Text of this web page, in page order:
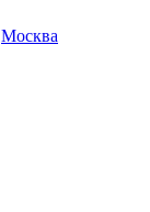
Москва